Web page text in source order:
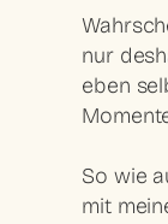
nur
eben
So wie
mit